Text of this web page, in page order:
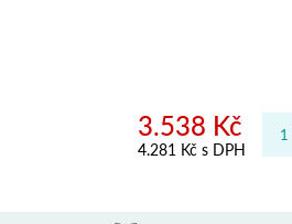
3.538 Kč
4.281 Kč s DPH